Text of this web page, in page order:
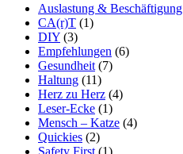
Auslastung & Beschäftigung
CA(r)T (1)
DIY (3)
Empfehlungen (6)
Gesundheit (7)
Haltung (11)
Herz zu Herz (4)
Leser-Ecke (1)
Mensch – Katze (4)
Quickies (2)
Safety First (1)